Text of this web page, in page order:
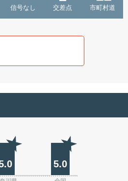
信号なし 交差点 市町村道
5.0